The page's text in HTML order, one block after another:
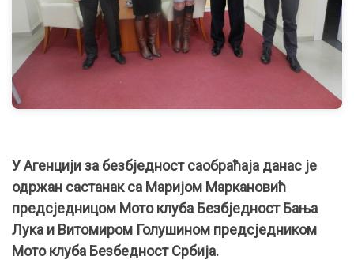
У Агенцији за безбједност саобраћаја данас је
одржан састанак са Маријом Маркановић
предсједницом Мото клуба Безбједност Бања
Лука и Витомиром Голушином предсједником
Мото клуба Безбедност Србија.